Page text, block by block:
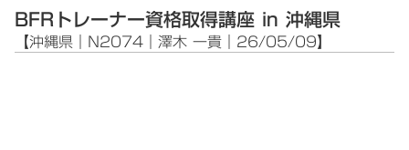
BFRトレーナー資格取得講座 in 沖縄県
【沖縄県｜N2074｜澤木 一貴｜26/05/09】